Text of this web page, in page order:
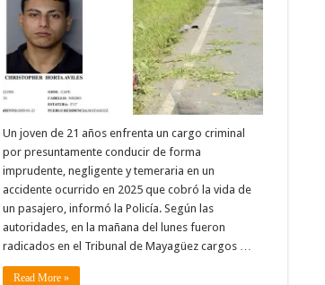
Un joven de 21 años enfrenta un cargo criminal
por presuntamente conducir de forma
imprudente, negligente y temeraria en un
accidente ocurrido en 2025 que cobró la vida de
un pasajero, informó la Policía. Según las
autoridades, en la mañana del lunes fueron
radicados en el Tribunal de Mayagüez cargos …
Read More »